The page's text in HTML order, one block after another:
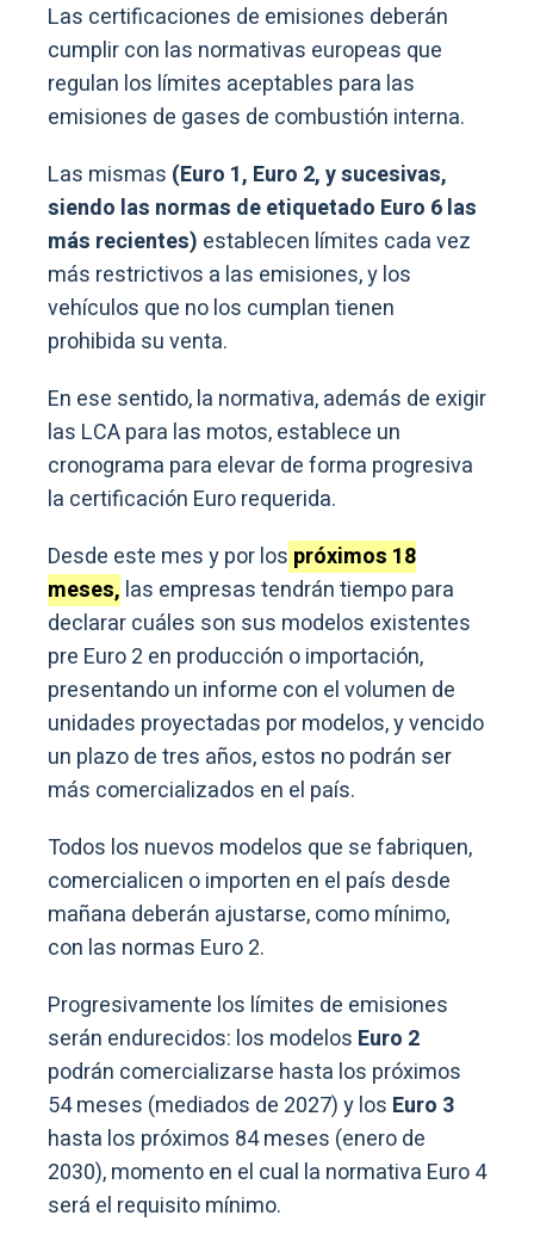
Las certificaciones de emisiones deberán
cumplir con las normativas europeas que
regulan los límites aceptables para las
emisiones de gases de combustión interna.
Las mismas (Euro 1, Euro 2, y sucesivas,
siendo las normas de etiquetado Euro 6 las
más recientes) establecen límites cada vez
más restrictivos a las emisiones, y los
vehículos que no los cumplan tienen
prohibida su venta.
En ese sentido, la normativa, además de exigir
las LCA para las motos, establece un
cronograma para elevar de forma progresiva
la certificación Euro requerida.
Desde este mes y por los próximos 18
meses, las empresas tendrán tiempo para
declarar cuáles son sus modelos existentes
pre Euro 2 en producción o importación,
presentando un informe con el volumen de
unidades proyectadas por modelos, y vencido
un plazo de tres años, estos no podrán ser
más comercializados en el país.
Todos los nuevos modelos que se fabriquen,
comercialicen o importen en el país desde
mañana deberán ajustarse, como mínimo,
con las normas Euro 2.
Progresivamente los límites de emisiones
serán endurecidos: los modelos Euro 2
podrán comercializarse hasta los próximos
54 meses (mediados de 2027) y los Euro 3
hasta los próximos 84 meses (enero de
2030), momento en el cual la normativa Euro 4
será el requisito mínimo.